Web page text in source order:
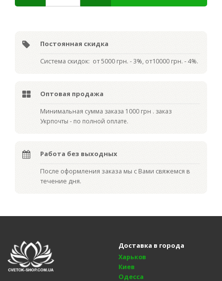
Постоянная скидка
Система скидок: от 5000 грн. - 3%, от10000 грн. - 4%.
Оптовая продажа
Минимальная сумма заказа 1000 грн . заказ
Укрпочты - по полной оплате.
Работа без выходных
После оформления заказа мы с Вами свяжемся в
течение дня.
Доставка в города
Харьков
Киев
Одесса